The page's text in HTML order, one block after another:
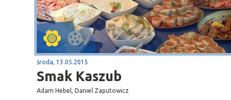
środa, 13.05.2015
Smak Kaszub
Adam Hebel, Daniel Zaputowicz